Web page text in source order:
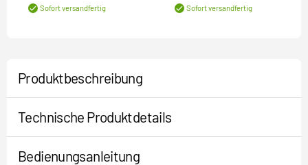
Sofort versandfertig Sofort versandfertig
Produktbeschreibung
Technische Produktdetails
Bedienungsanleitung